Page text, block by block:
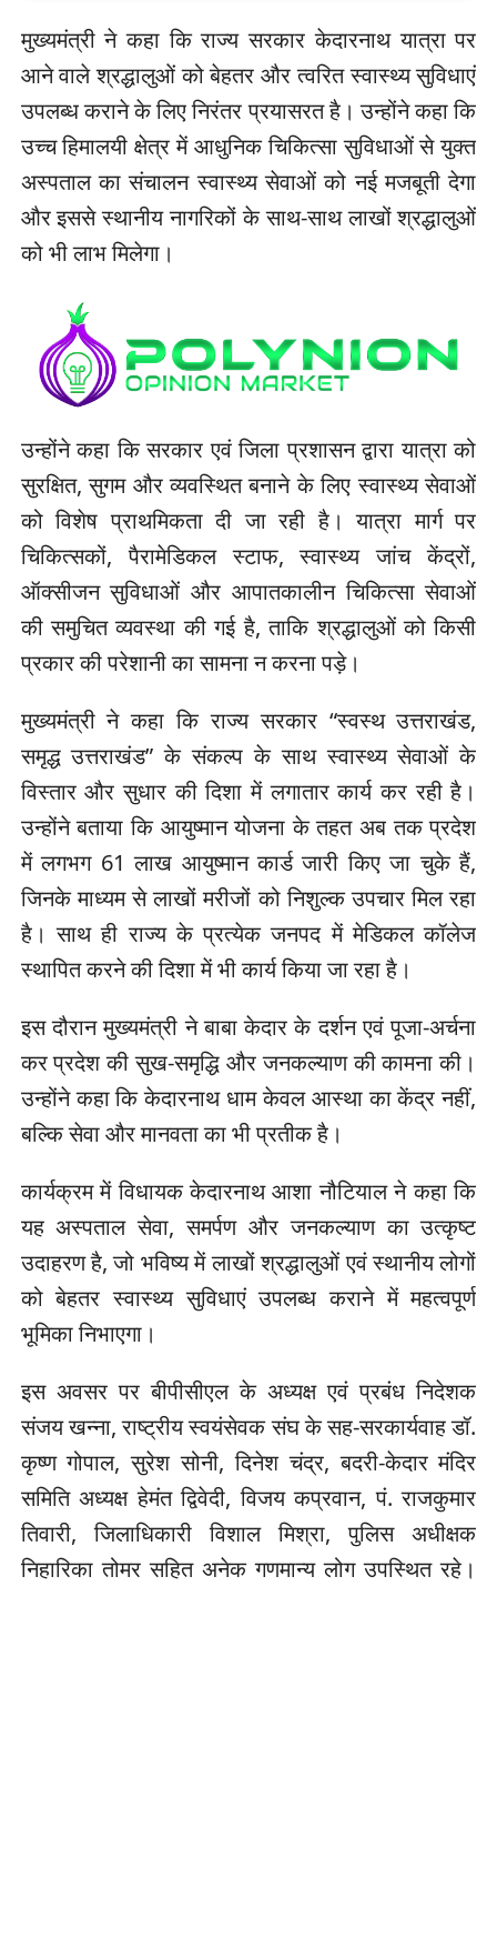
मुख्यमंत्री ने कहा कि राज्य सरकार केदारनाथ यात्रा पर
आने वाले श्रद्धालुओं को बेहतर और त्वरित स्वास्थ्य सुविधाएं
उपलब्ध कराने के लिए निरंतर प्रयासरत है। उन्होंने कहा कि
उच्च हिमालयी क्षेत्र में आधुनिक चिकित्सा सुविधाओं से युक्त
अस्पताल का संचालन स्वास्थ्य सेवाओं को नई मजबूती देगा
और इससे स्थानीय नागरिकों के साथ-साथ लाखों श्रद्धालुओं
को भी लाभ मिलेगा।
उन्होंने कहा कि सरकार एवं जिला प्रशासन द्वारा यात्रा को
सुरक्षित, सुगम और व्यवस्थित बनाने के लिए स्वास्थ्य सेवाओं
को विशेष प्राथमिकता दी जा रही है। यात्रा मार्ग पर
चिकित्सकों, पैरामेडिकल स्टाफ, स्वास्थ्य जांच केंद्रों,
ऑक्सीजन सुविधाओं और आपातकालीन चिकित्सा सेवाओं
की समुचित व्यवस्था की गई है, ताकि श्रद्धालुओं को किसी
प्रकार की परेशानी का सामना न करना पड़े।
मुख्यमंत्री ने कहा कि राज्य सरकार “स्वस्थ उत्तराखंड,
समृद्ध उत्तराखंड” के संकल्प के साथ स्वास्थ्य सेवाओं के
विस्तार और सुधार की दिशा में लगातार कार्य कर रही है।
उन्होंने बताया कि आयुष्मान योजना के तहत अब तक प्रदेश
में लगभग 61 लाख आयुष्मान कार्ड जारी किए जा चुके हैं,
जिनके माध्यम से लाखों मरीजों को निशुल्क उपचार मिल रहा
है। साथ ही राज्य के प्रत्येक जनपद में मेडिकल कॉलेज
स्थापित करने की दिशा में भी कार्य किया जा रहा है।
इस दौरान मुख्यमंत्री ने बाबा केदार के दर्शन एवं पूजा-अर्चना
कर प्रदेश की सुख-समृद्धि और जनकल्याण की कामना की।
उन्होंने कहा कि केदारनाथ धाम केवल आस्था का केंद्र नहीं,
बल्कि सेवा और मानवता का भी प्रतीक है।
कार्यक्रम में विधायक केदारनाथ आशा नौटियाल ने कहा कि
यह अस्पताल सेवा, समर्पण और जनकल्याण का उत्कृष्ट
उदाहरण है, जो भविष्य में लाखों श्रद्धालुओं एवं स्थानीय लोगों
को बेहतर स्वास्थ्य सुविधाएं उपलब्ध कराने में महत्वपूर्ण
भूमिका निभाएगा।
इस अवसर पर बीपीसीएल के अध्यक्ष एवं प्रबंध निदेशक
संजय खन्ना, राष्ट्रीय स्वयंसेवक संघ के सह-सरकार्यवाह डॉ.
कृष्ण गोपाल, सुरेश सोनी, दिनेश चंद्र, बदरी-केदार मंदिर
समिति अध्यक्ष हेमंत द्विवेदी, विजय कप्रवान, पं. राजकुमार
तिवारी, जिलाधिकारी विशाल मिश्रा, पुलिस अधीक्षक
निहारिका तोमर सहित अनेक गणमान्य लोग उपस्थित रहे।